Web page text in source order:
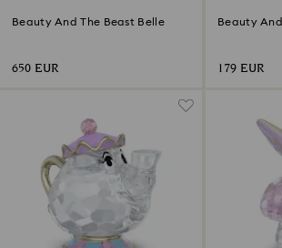
Beauty And The Beast Belle
650 EUR
Beauty
179 EUR